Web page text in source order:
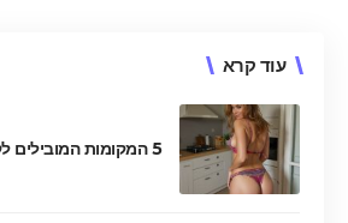
עוד קרא
5 המקומות המובילים לקניות בבאר שבע